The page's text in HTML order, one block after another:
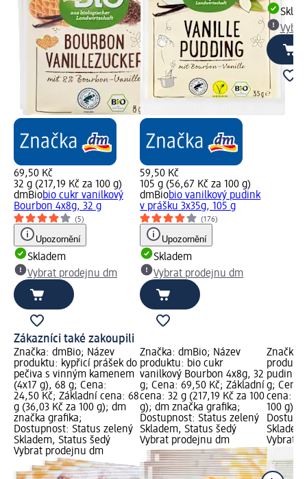
69,50 Kč
32 g (217,19 Kč za 100 g)
dmBiobio cukr vanilkový
Bourbon 4x8g, 32 g
(5)
Upozornění
Skladem
Vybrat prodejnu dm
59,50 Kč
105 g (56,67 Kč za 100 g)
dmBiobio vanilkový pudink
v prášku 3x35g, 105 g
(176)
Upozornění
Skladem
Vybrat prodejnu dm
Zákazníci také zakoupili
Značka: dmBio; Název
produktu: kypřicí prášek do
pečiva s vinným kamenem
(4x17 g), 68 g; Cena:
24,50 Kč; Základní cena: 68
g (36,03 Kč za 100 g); dm
značka grafika;
Dostupnost: Status zelený
Skladem, Status šedý
Vybrat prodejnu dm
Značka: dmBio; Název
produktu: bio cukr
vanilkový Bourbon 4x8g, 32
g; Cena: 69,50 Kč; Základní
cena: 32 g (217,19 Kč za 100
g); dm značka grafika;
Dostupnost: Status zelený
Skladem, Status šedý
Vybrat prodejnu dm
Značka:
pudink v
g;
cena:
100 g);
Vybrat